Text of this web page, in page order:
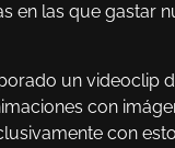
en las que gastar
un videoclip
con
con